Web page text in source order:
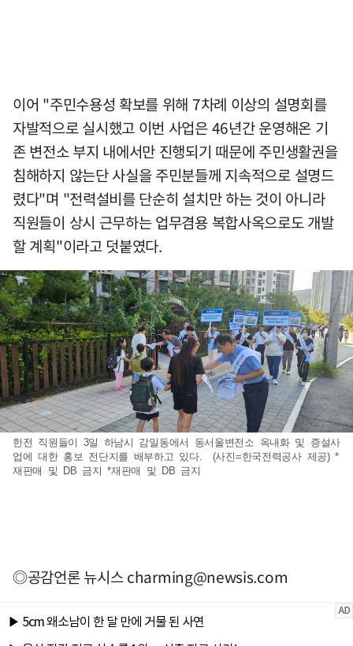
이어 "주민수용성 확보를 위해 7차례 이상의 설명회를
자발적으로 실시했고 이번 사업은 46년간 운영해온 기
존 변전소 부지 내에서만 진행되기 때문에 주민생활권을
침해하지 않는단 사실을 주민분들께 지속적으로 설명드
렸다"며 "전력설비를 단순히 설치만 하는 것이 아니라
직원들이 상시 근무하는 업무겸용 복합사옥으로도 개발
할 계획"이라고 덧붙였다.
한전 직원들이 3일 하남시 감일동에서 동서울변전소 옥내화 및 증설사
업에 대한 홍보 전단지를 배부하고 있다. (사진=한국전력공사 제공) *
재판매 및 DB 금지 *재판매 및 DB 금지
◎공감언론 뉴시스charming@newsis.com